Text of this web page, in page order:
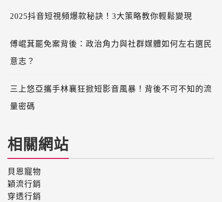
2025抖音短視頻爆款秘訣！3大策略教你輕鬆變現
傅崐萁罷免案背後：政治角力與社群媒體如何左右選民
意志？
三上悠亞攜手林襄狂掀短影音風暴！背後不可不知的流
量密碼
相關網站
貝恩寵物
穎流行銷
穿透行銷